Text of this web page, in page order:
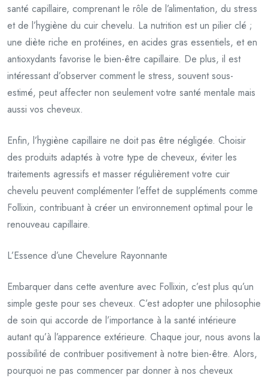
santé capillaire, comprenant le rôle de l’alimentation, du stress
et de l’hygiène du cuir chevelu. La nutrition est un pilier clé ;
une diète riche en protéines, en acides gras essentiels, et en
antioxydants favorise le bien-être capillaire. De plus, il est
intéressant d’observer comment le stress, souvent sous-
estimé, peut affecter non seulement votre santé mentale mais
aussi vos cheveux.
Enfin, l’hygiène capillaire ne doit pas être négligée. Choisir
des produits adaptés à votre type de cheveux, éviter les
traitements agressifs et masser régulièrement votre cuir
chevelu peuvent complémenter l’effet de suppléments comme
Follixin, contribuant à créer un environnement optimal pour le
renouveau capillaire.
L’Essence d’une Chevelure Rayonnante
Embarquer dans cette aventure avec Follixin, c’est plus qu’un
simple geste pour ses cheveux. C’est adopter une philosophie
de soin qui accorde de l’importance à la santé intérieure
autant qu’à l’apparence extérieure. Chaque jour, nous avons la
possibilité de contribuer positivement à notre bien-être. Alors,
pourquoi ne pas commencer par donner à nos cheveux